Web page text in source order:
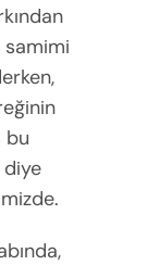
samimi
bu
diye